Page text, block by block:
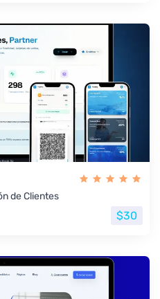
de Clientes
$30